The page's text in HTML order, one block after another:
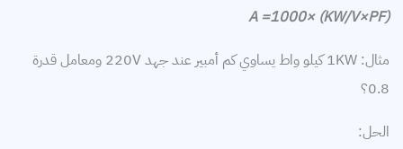
A =1000× (KW/V×PF)
مثال: 1KW كيلو واط يساوي كم أمبير عند جهد 220V ومعامل قدرة
0.8؟
الحل: